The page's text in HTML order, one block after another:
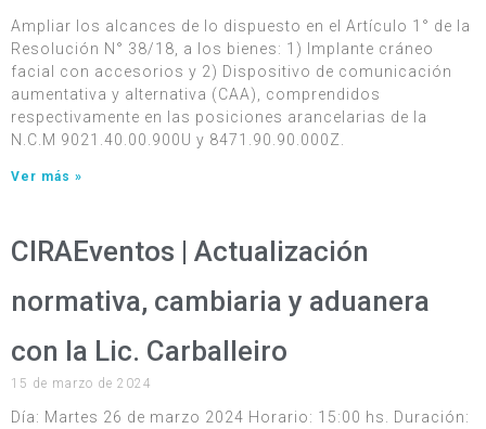
Ampliar los alcances de lo dispuesto en el Artículo 1° de la
Resolución N° 38/18, a los bienes: 1) Implante cráneo
facial con accesorios y 2) Dispositivo de comunicación
aumentativa y alternativa (CAA), comprendidos
respectivamente en las posiciones arancelarias de la
N.C.M 9021.40.00.900U y 8471.90.90.000Z.
Ver más »
CIRAEventos | Actualización
normativa, cambiaria y aduanera
con la Lic. Carballeiro
15 de marzo de 2024
Día: Martes 26 de marzo 2024 Horario: 15:00 hs. Duración: